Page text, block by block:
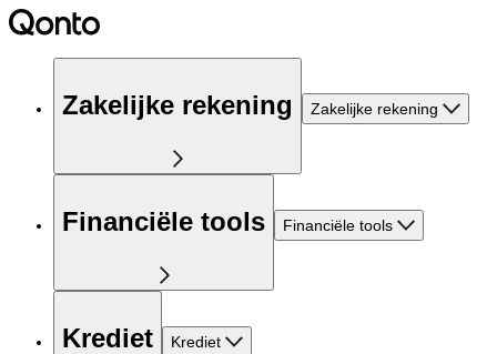
Zakelijke rekening Zakelijke rekening
Financiële tools Financiële tools
Krediet Krediet